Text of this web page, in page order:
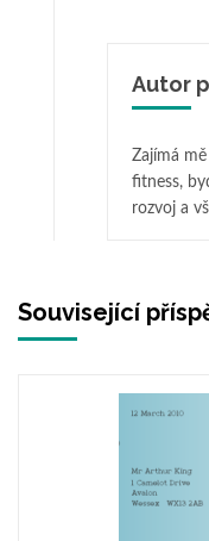
Autor
Zajímá
fitness,
rozvoj a
Související